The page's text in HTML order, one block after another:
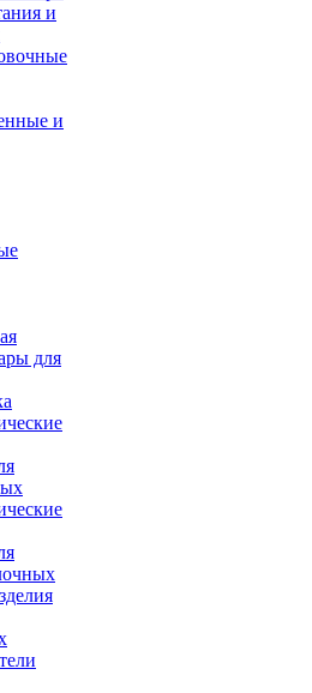
и
и
для